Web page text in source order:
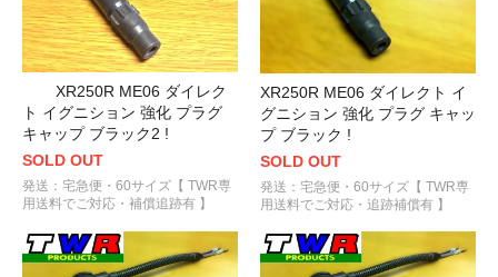
XR250R ME06 ダイレク
ト イグニション 強化 プラグ
キャップ ブラック2 !
SOLD OUT
発送：宅急便・60サイズ【 TWR専
用送料でご対応・補償追跡有 】
XR250R ME06 ダイレクト イ
グニション 強化 プラグ キャッ
プ ブラック !
SOLD OUT
発送：宅急便・60サイズ【 TWR専
用送料でご対応・追跡補償有 】